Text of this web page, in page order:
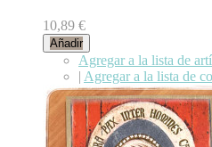
10,89 €
Añadir
Agregar a la lista de
| Agregar a la lista de